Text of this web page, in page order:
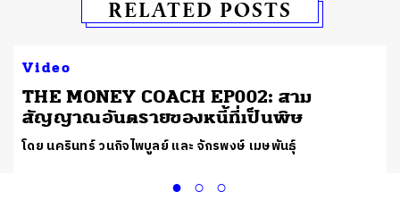
RELATED POSTS
Video
THE MONEY COACH EP002: สาม
สัญญาณอันตรายของหนี้ที่เป็นพิษ
โดย นครินทร์ วนกิจไพบูลย์ และ จักรพงษ์ เมษพันธุ์